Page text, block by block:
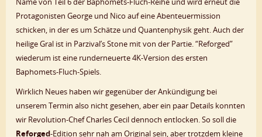
Protagonisten George und Nico auf eine Abenteuermission
schicken, in der es um Schätze und Quantenphysik geht. Auch der
heilige Gral ist in Parzival’s Stone mit von der Partie. “Reforged”
wiederum ist eine runderneuerte 4K-Version des ersten
Baphomets-Fluch-Spiels.
Wirklich Neues haben wir gegenüber der Ankündigung bei
unserem Termin also nicht gesehen, aber ein paar Details konnten
wir Revolution-Chef Charles Cecil dennoch entlocken. So soll die
Reforged-Edition sehr nah am Original sein, aber trotzdem kleine